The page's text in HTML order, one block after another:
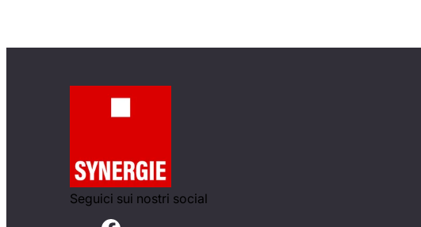
Seguici sui nostri social